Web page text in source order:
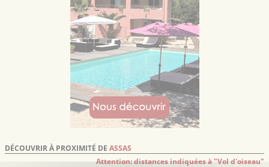
DÉCOUVRIR À PROXIMITÉ DE ASSAS
Attention: distances indiquées à "Vol d'oiseau"